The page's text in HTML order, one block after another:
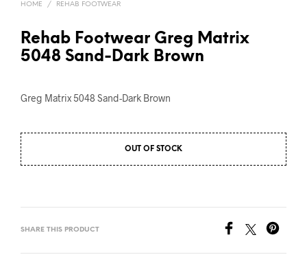
HOME / REHAB FOOTWEAR
Rehab Footwear Greg Matrix
5048 Sand-Dark Brown
Greg Matrix 5048 Sand-Dark Brown
OUT OF STOCK
SHARE THIS PRODUCT